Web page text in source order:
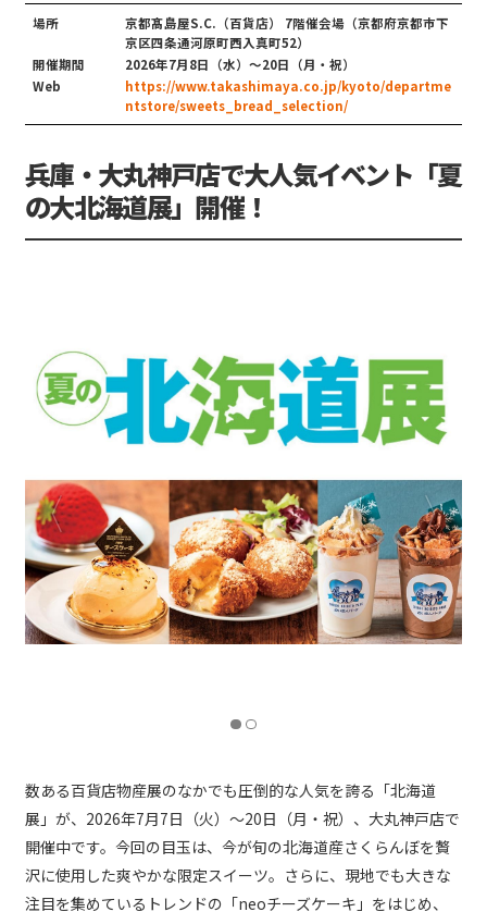
場所
京都髙島屋S.C.（百貨店） 7階催会場（京都府京都市下
京区四条通河原町西入真町52）
開催期間
2026年7月8日（水）～20日（月・祝）
Web
https://www.takashimaya.co.jp/kyoto/departme
ntstore/sweets_bread_selection/
兵庫・大丸神戸店で大人気イベント「夏
の大北海道展」開催！
数ある百貨店物産展のなかでも圧倒的な人気を誇る「北海道
展」が、2026年7月7日（火）～20日（月・祝）、大丸神戸店で
開催中です。今回の目玉は、今が旬の北海道産さくらんぼを贅
沢に使用した爽やかな限定スイーツ。さらに、現地でも大きな
注目を集めているトレンドの「neoチーズケーキ」をはじめ、